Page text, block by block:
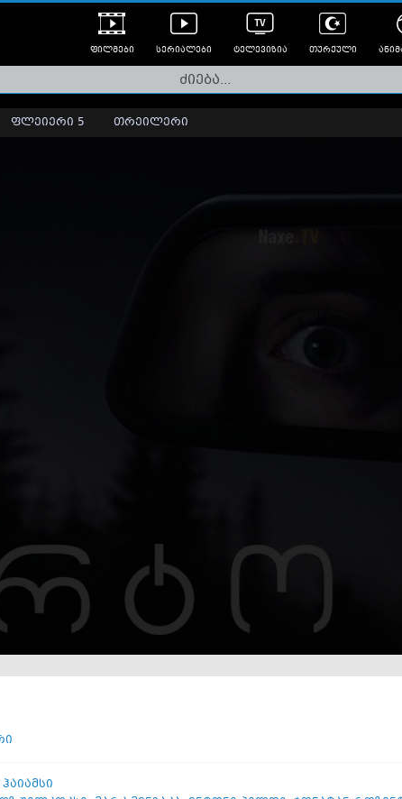
ფილმები სერიალები ტელევიზია თურქული
ფლეიერი 5 თრეილერი